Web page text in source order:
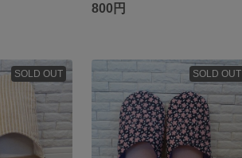
800円
SOLD OUT SOLD OUT